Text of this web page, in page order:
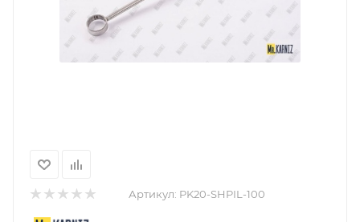
Артикул: PK20-SHPIL-100